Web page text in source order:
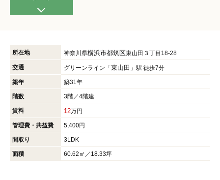
所在地 神奈川県横浜市都筑区東山田３丁目18-28
交通 グリーンライン「東山田 」駅 徒歩7分
築年 築31年
階数 3階／4階建
賃料 12万円
管理費・共益費 5,400円
間取り 3LDK
面積 60.62㎡／18.33坪